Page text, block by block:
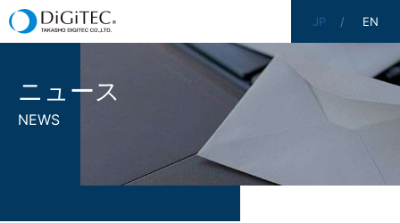
JP EN
ニュース
NEWS